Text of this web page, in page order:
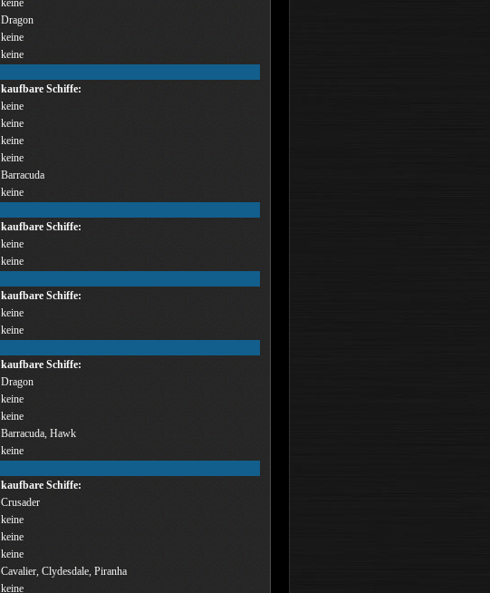
Dragon
keine
keine
kaufbare Schiffe:
keine
keine
keine
keine
Barracuda
keine
kaufbare Schiffe:
keine
keine
kaufbare Schiffe:
keine
keine
kaufbare Schiffe:
Dragon
keine
keine
Barracuda, Hawk
keine
kaufbare Schiffe:
Crusader
keine
keine
keine
Cavalier, Clydesdale, Piranha
keine